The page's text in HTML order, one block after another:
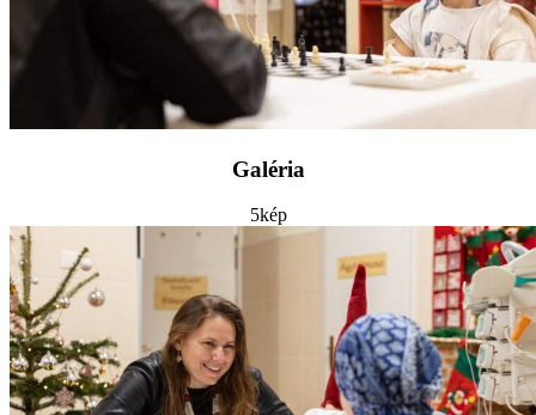
Galéria
5kép